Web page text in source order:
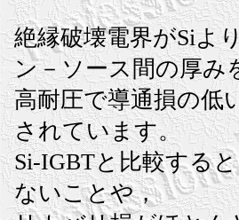
絶縁破壊電界がSiよ
ン－ソース間の厚み
高耐圧で導通損の低
されています。
Si-IGBTと比較する
ないことや，